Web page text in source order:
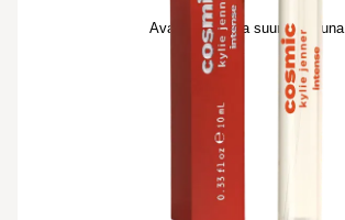
Avaa tuotekuva suurennettuna